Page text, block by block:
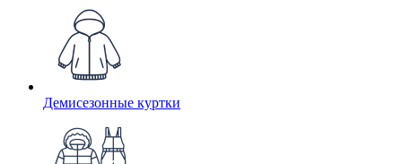
Демисезонные куртки